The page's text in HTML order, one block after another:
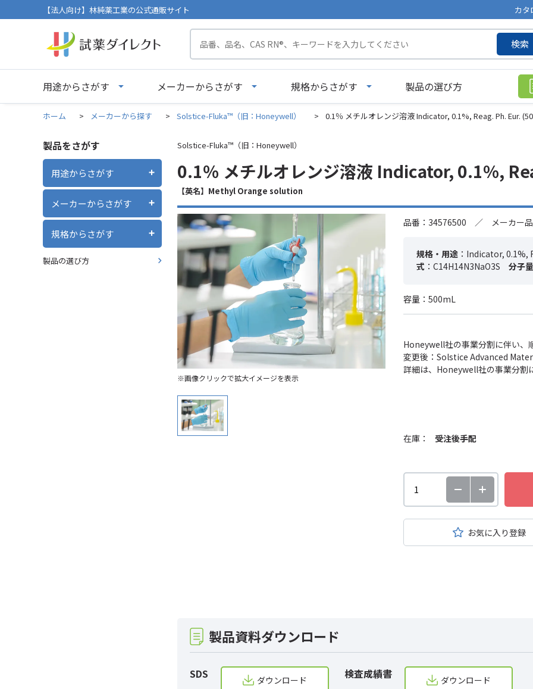
【法人向け】林純薬工業の公式通販サイト カタ
検索
用途からさがす メーカーからさがす 規格からさがす 製品の選び方
ホーム > メーカーから探す > Solstice-Fluka™（旧：Honeywell） > 0.1％ メチルオレンジ溶液 Indicator, 0.1%, Reag. Ph. Eur.
製品をさがす
用途からさがす
メーカーからさがす
規格からさがす
製品の選び方
Solstice-Fluka™（旧：Honeywell）
0.1％ メチルオレンジ溶液 Indicator, 0.1%,
【英名】Methyl Orange solution
※画像クリックで拡大イメージを表示
品番：34576500 ／ メーカー品
規格・用途 ：Indicator, 0.1%,
式 ：C14H14N3NaO3S 分子量
容量：500mL
Honeywell社の事業分割に伴い、
変更後：Solstice Advanced
詳細は、Honeywell社の事業分割
在庫： 受注後手配
お気に入り登録
製品資料ダウンロード
SDS ダウンロード 検査成績書 ダウンロード